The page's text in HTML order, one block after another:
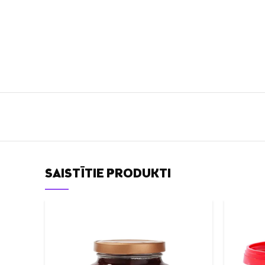
SAISTĪTIE PRODUKTI